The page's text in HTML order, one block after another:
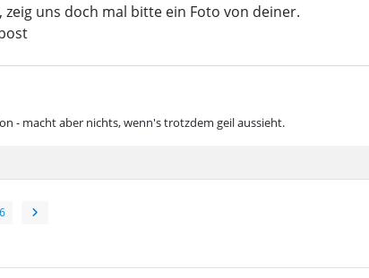
zeig uns doch mal bitte ein Foto von deiner.
- macht aber nichts, wenn's trotzdem geil aussieht.
6